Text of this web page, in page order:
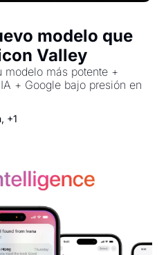
modelo que
Valley
modelo más potente +
+ Google bajo presión en
+1